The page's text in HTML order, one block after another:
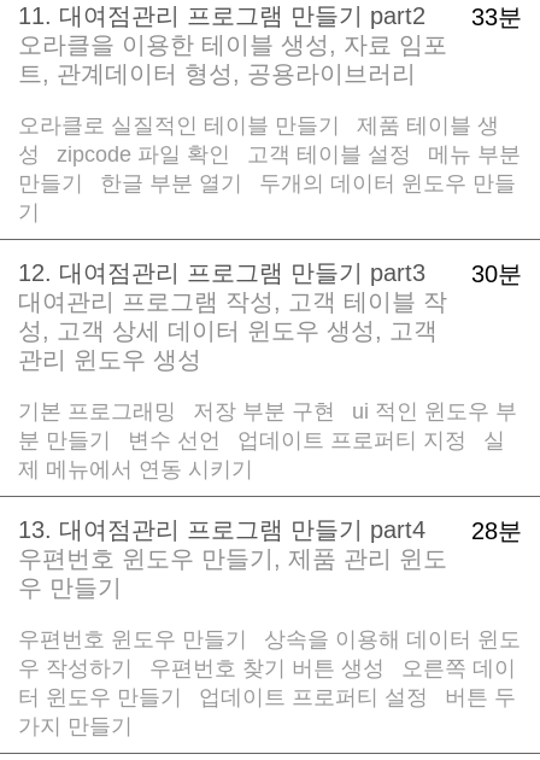
33분
11. 대여점관리 프로그램 만들기 part2
오라클을 이용한 테이블 생성, 자료 임포
트, 관계데이터 형성, 공용라이브러리
오라클로 실질적인 테이블 만들기
제품 테이블 생
성
zipcode 파일 확인 고객 테이블 설정
메뉴 부분
만들기
한글 부분 열기
두개의 데이터 윈도우 만들
기
30분
12. 대여점관리 프로그램 만들기 part3
대여관리 프로그램 작성, 고객 테이블 작
성, 고객 상세 데이터 윈도우 생성, 고객
관리 윈도우 생성
기본 프로그래밍 저장 부분 구현
ui 적인 윈도우 부
분 만들기
변수 선언 업데이트 프로퍼티 지정
실
제 메뉴에서 연동 시키기
28분
13. 대여점관리 프로그램 만들기 part4
우편번호 윈도우 만들기, 제품 관리 윈도
우 만들기
우편번호 윈도우 만들기
상속을 이용해 데이터 윈도
우 작성하기
우편번호 찾기 버튼 생성
오른쪽 데이
터 윈도우 만들기
업데이트 프로퍼티 설정
버튼 두
가지 만들기